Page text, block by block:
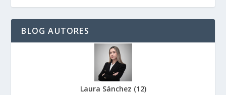
BLOG AUTORES
Laura Sánchez (12)